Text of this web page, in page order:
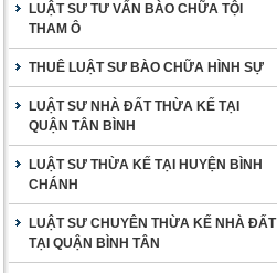
LUẬT SƯ TƯ VẤN BÀO CHỮA TỘI
THAM Ô
THUÊ LUẬT SƯ BÀO CHỮA HÌNH SỰ
LUẬT SƯ NHÀ ĐẤT THỪA KẾ TẠI
QUẬN TÂN BÌNH
LUẬT SƯ THỪA KẾ TẠI HUYỆN BÌNH
CHÁNH
LUẬT SƯ CHUYÊN THỪA KẾ NHÀ ĐẤT
TẠI QUẬN BÌNH TÂN